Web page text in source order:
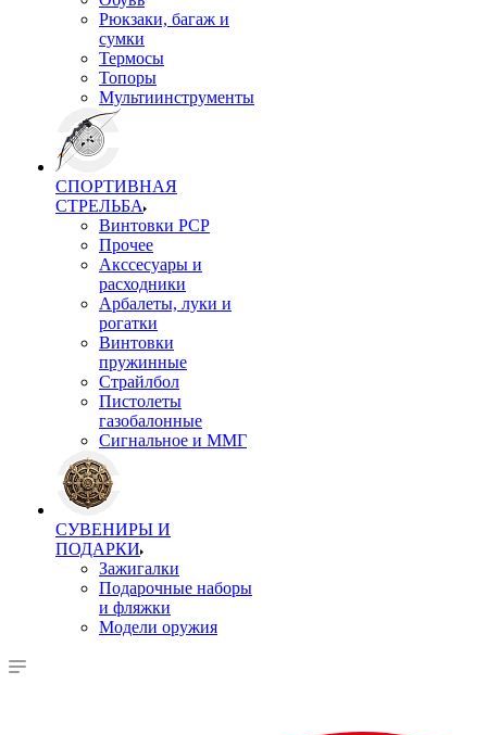
Рюкзаки, багаж и
сумки
Термосы
Топоры
Мультиинструменты
СПОРТИВНАЯ
СТРЕЛЬБА
Винтовки PCP
Прочее
Акссесуары и
расходники
Арбалеты, луки и
рогатки
Винтовки
пружинные
Страйлбол
Пистолеты
газобалонные
Сигнальное и ММГ
СУВЕНИРЫ И
ПОДАРКИ
Зажигалки
Подарочные наборы
и фляжки
Модели оружия